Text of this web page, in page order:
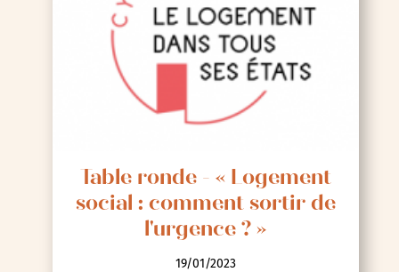
Table ronde - « Logement
social : comment sortir de
l'urgence ? »
19/01/2023